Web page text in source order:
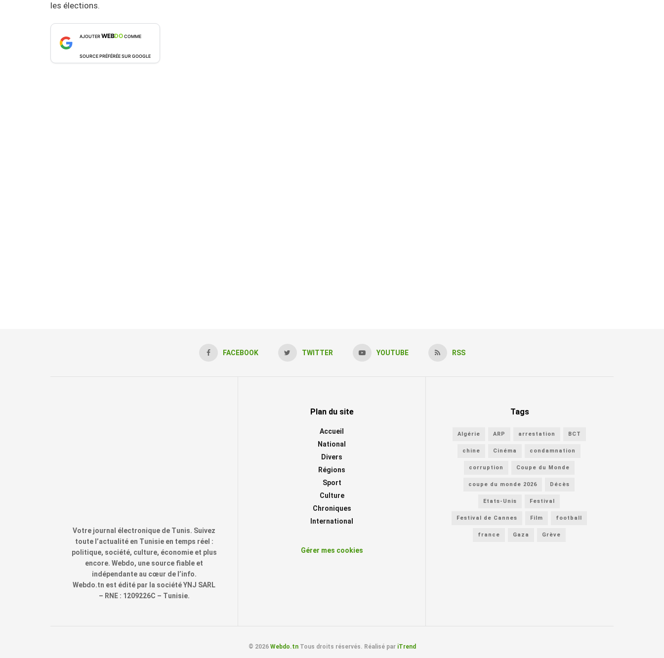
les élections.
AJOUTERWEBDOCOMME
SOURCE PRÉFÉRÉE SUR GOOGLE
FACEBOOK TWITTER YOUTUBE RSS
Votre journal électronique de Tunis. Suivez
toute l’actualité en Tunisie en temps réel :
politique, société, culture, économie et plus
encore. Webdo, une source fiable et
indépendante au cœur de l’info.
Webdo.tn est édité par la société YNJ SARL
– RNE : 1209226C – Tunisie.
Plan du site
Accueil
National
Divers
Régions
Sport
Culture
Chroniques
International
Gérer mes cookies
Tags
Algérie ARP arrestation BCT
chine Cinéma condamnation
corruption Coupe du Monde
coupe du monde 2026 Décès
Etats-Unis Festival
Festival de Cannes Film football
france Gaza Grève
© 2026 Webdo.tnTous droits réservés. Réalisé par iTrend